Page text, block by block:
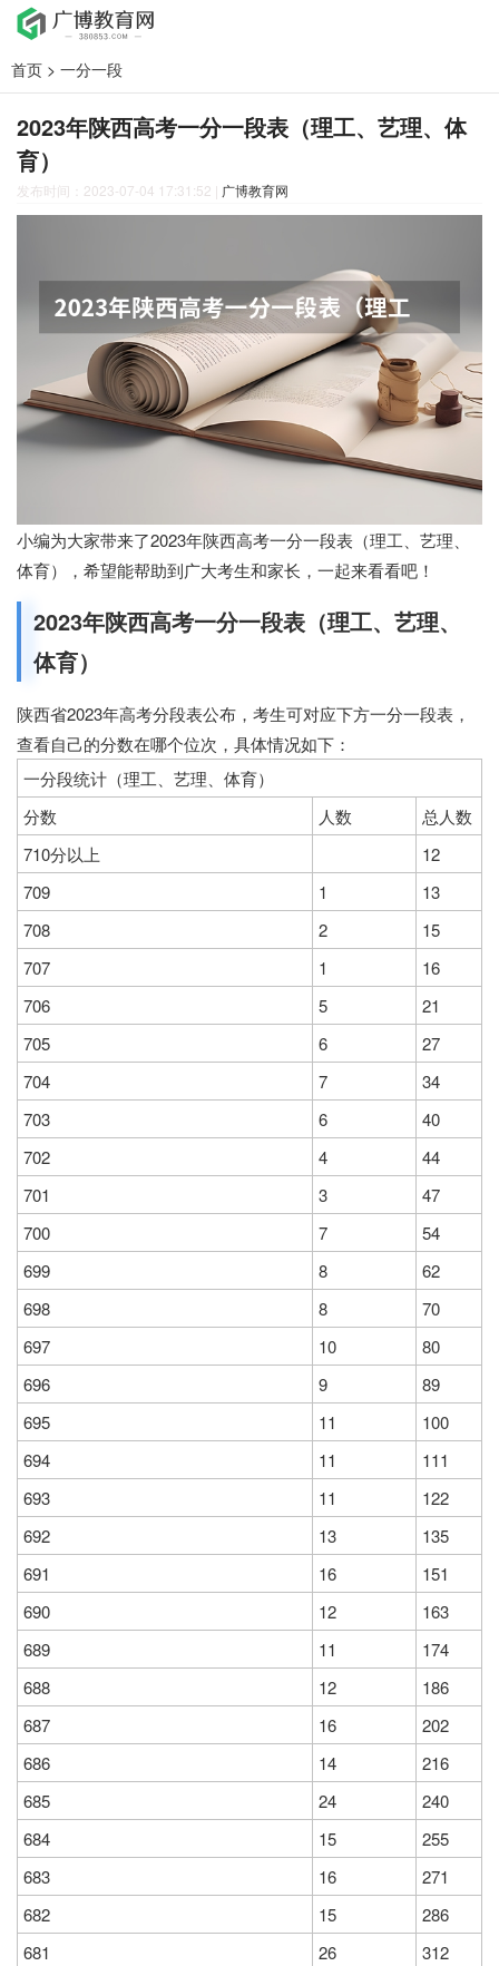
首页 > 一分一段
2023年陕西高考一分一段表（理工、艺理、体
育）
发布时间：2023-07-04 17:31:52 | 广博教育网
小编为大家带来了2023年陕西高考一分一段表（理工、艺理、
体育），希望能帮助到广大考生和家长，一起来看看吧！
2023年陕西高考一分一段表（理工、艺理、
体育）
陕西省2023年高考分段表公布，考生可对应下方一分一段表，
查看自己的分数在哪个位次，具体情况如下：
一分段统计（理工、艺理、体育）
分数
人数
总人数
710分以上
12
709
1
13
708
2
15
707
1
16
706
5
21
705
6
27
704
7
34
703
6
40
702
4
44
701
3
47
700
7
54
699
8
62
698
8
70
697
10
80
696
9
89
695
11
100
694
11
111
693
11
122
692
13
135
691
16
151
690
12
163
689
11
174
688
12
186
687
16
202
686
14
216
685
24
240
684
15
255
683
16
271
682
15
286
681
26
312